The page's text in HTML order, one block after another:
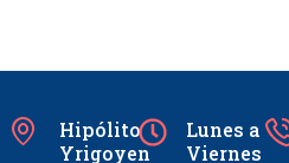
Hipólito
Yrigoyen
Lunes a
Viernes